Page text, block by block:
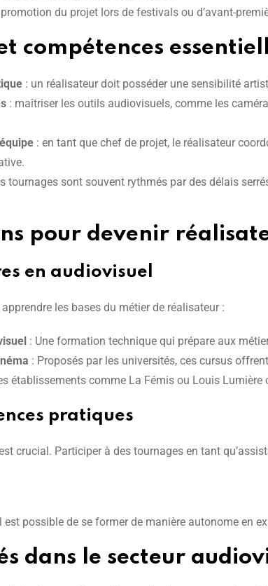
du projet lors de festivals ou d’avant-
compétences
: un réalisateur doit posséder une sensibilité
: maîtriser les outils audiovisuels, comme les
: en tant que chef de projet, le réalisateur
tournages sont souvent rythmés par des délais
pour devenir
en audiovisuel
les bases du métier de réalisateur :
: Une formation technique qui prépare aux
: Proposés par les universités, ces cursus
établissements comme La Fémis ou Louis
pratiques
crucial. Participer à des tournages en tant
est possible de se former de manière autonome en
dans le secteur